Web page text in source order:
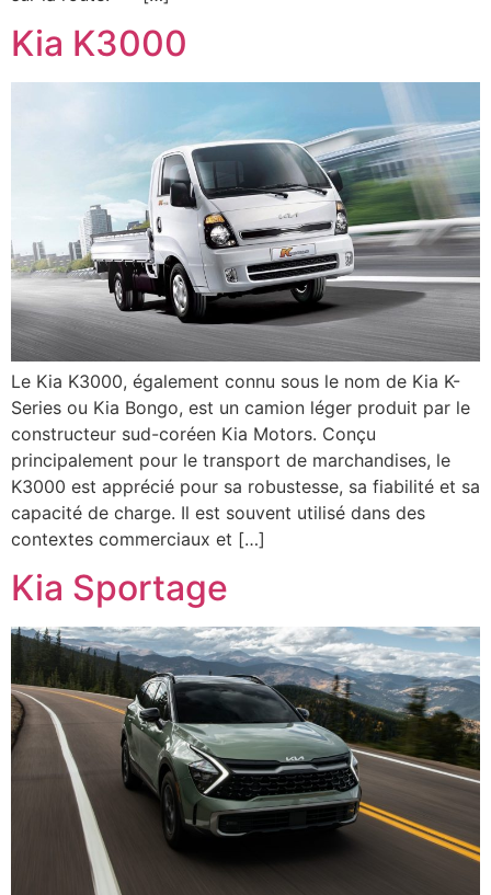
Kia K3000
Le Kia K3000, également connu sous le nom de Kia K-
Series ou Kia Bongo, est un camion léger produit par le
constructeur sud-coréen Kia Motors. Conçu
principalement pour le transport de marchandises, le
K3000 est apprécié pour sa robustesse, sa fiabilité et sa
capacité de charge. Il est souvent utilisé dans des
contextes commerciaux et […]
Kia Sportage